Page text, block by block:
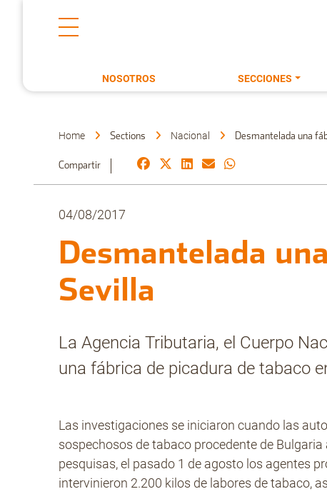
NOSOTROS SECCIONES
Home Sections Nacional Desmantelada una
Compartir
04/08/2017
Desmantelada
Sevilla
La Agencia Tributaria, el Cuerpo
una fábrica de picadura de tabaco
Las investigaciones se iniciaron cuando las
sospechosos de tabaco procedente de
pesquisas, el pasado 1 de agosto los agentes
intervinieron 2.200 kilos de labores de tabaco,